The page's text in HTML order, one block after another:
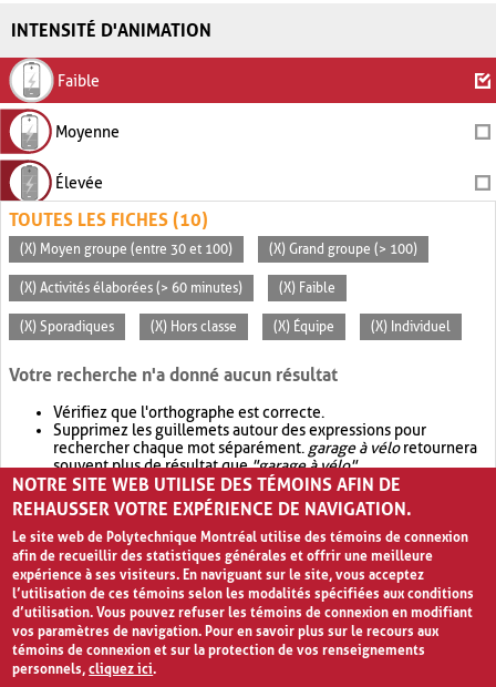
INTENSITÉ D'ANIMATION
Faible
Moyenne
Élevée
TOUTES LES FICHES (10)
(X) Moyen groupe (entre 30 et 100) (X) Grand groupe (> 100)
(X) Activités élaborées (> 60 minutes) (X) Faible
(X) Sporadiques (X) Hors classe (X) Équipe (X) Individuel
Votre recherche n'a donné aucun résultat
Vérifiez que l'orthographe est correcte.
Supprimez les guillemets autour des expressions pour
rechercher chaque mot séparément. garage à véloretournera
souvent plus de résultat que"garage à vélo".
Envisagez d'élargir votre recherche avec OR.garage OR vélo
retournera souvent plus de résultat quegarage à vélo
NOTRE SITE WEB UTILISE DES TÉMOINS AFIN DE
REHAUSSER VOTRE EXPÉRIENCE DE NAVIGATION.
Le site web de Polytechnique Montréal utilise des témoins de connexion
afin de recueillir des statistiques générales et offrir une meilleure
expérience à ses visiteurs. En naviguant sur le site, vous acceptez
l’utilisation de ces témoins selon les modalités spécifiées aux conditions
d’utilisation. Vous pouvez refuser les témoins de connexion en modifiant
vos paramètres de navigation. Pour en savoir plus sur le recours aux
témoins de connexion et sur la protection de vos renseignements
personnels,cliquez ici.